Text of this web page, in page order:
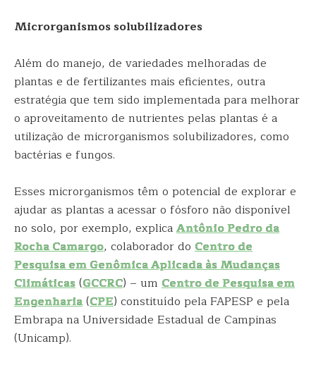
Microrganismos solubilizadores
Além do manejo, de variedades melhoradas de
plantas e de fertilizantes mais eficientes, outra
estratégia que tem sido implementada para melhorar
o aproveitamento de nutrientes pelas plantas é a
utilização de microrganismos solubilizadores, como
bactérias e fungos.
Esses microrganismos têm o potencial de explorar e
ajudar as plantas a acessar o fósforo não disponível
no solo, por exemplo, explicaAntônio Pedro da
Rocha Camargo, colaborador do Centro de
Pesquisa em Genômica Aplicada às Mudanças
Climáticas(GCCRC) – um Centro de Pesquisa em
Engenharia(CPE) constituído pela FAPESP e pela
Embrapa na Universidade Estadual de Campinas
(Unicamp).